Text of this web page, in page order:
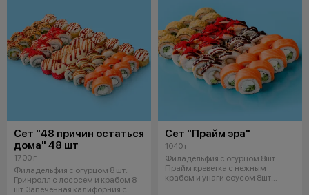
Сет "48 причин остаться
дома" 48 шт
1700 г
Филадельфия с огурцом 8 шт.
Гринролл с лососем и крабом 8
шт. Запеченная калифорния с
Сет "Прайм эра"
1040 г
Филадельфия с огурцом 8шт
Прайм креветка с нежным
крабом и унаги соусом 8шт